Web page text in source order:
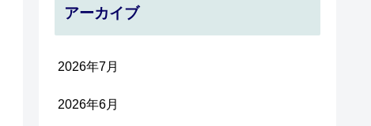
アーカイブ
2026年7月
2026年6月